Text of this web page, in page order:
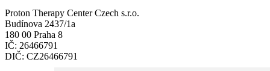
Proton Therapy Center Czech s.r.o.
Budínova 2437/1a
180 00 Praha 8
IČ: 26466791
DIČ: CZ26466791